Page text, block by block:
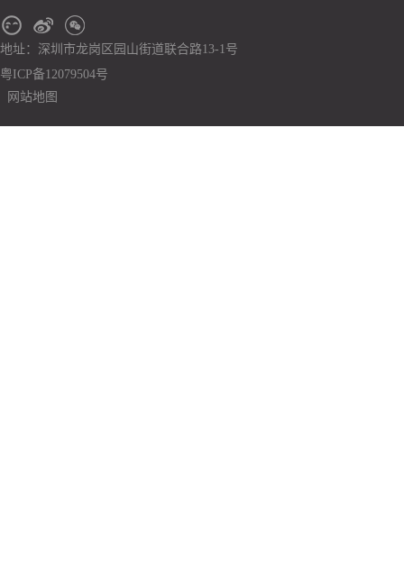
地址：深圳市龙岗区园山街道联合路13-1号
粤ICP备12079504号
网站地图